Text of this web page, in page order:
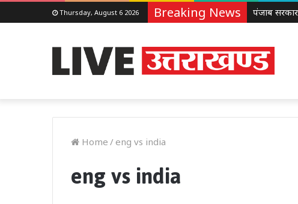
Thursday, August 6 2026 Breaking News
Home / eng vs india
eng vs india